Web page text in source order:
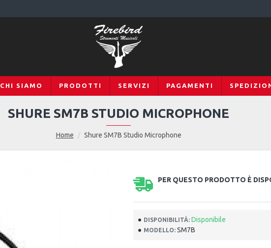
CHI SIAMO PRODOTTI SERVIZI PAGAMENTI
Home Shure SM7B Studio Microphone
SHURE SM7B STUDIO MICROPHONE
PER QUESTO PRODOTTO È
DISPONIBILITÀ: Disponibile
MODELLO: SM7B